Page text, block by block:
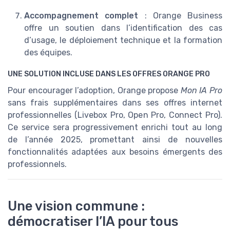
Accompagnement complet : Orange Business
offre un soutien dans l’identification des cas
d’usage, le déploiement technique et la formation
des équipes.
UNE SOLUTION INCLUSE DANS LES OFFRES ORANGE PRO
Pour encourager l’adoption, Orange propose Mon IA Pro
sans frais supplémentaires dans ses offres internet
professionnelles (Livebox Pro, Open Pro, Connect Pro).
Ce service sera progressivement enrichi tout au long
de l’année 2025, promettant ainsi de nouvelles
fonctionnalités adaptées aux besoins émergents des
professionnels.
Une vision commune :
démocratiser l’IA pour tous